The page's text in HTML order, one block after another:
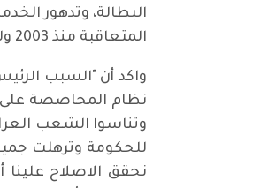
البطالة، وتدهور
المتعاقبة منذ 2003 ولحد الآن؟، والجواب: لم تحل أي مشكلة تذكر يمكن أن تحسب لصالح الحكومات السابقة".
واكد أن "السبب
نظام المحاصصة على
وتناسوا الشعب
للحكومة وترهلت
نحقق الاصلاح